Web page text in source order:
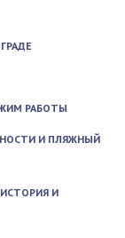
РАБОТЫ
И ПЛЯЖНЫЙ
И